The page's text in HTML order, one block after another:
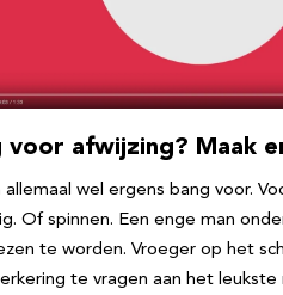
voor afwijzing? Maak
allemaal wel ergens bang voor.
Of spinnen. Een enge man
te worden. Vroeger op het
te vragen aan het leukste